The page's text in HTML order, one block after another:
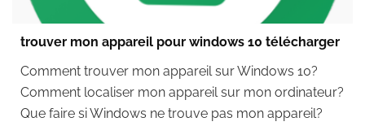
trouver mon appareil pour windows 10 télécharger
Comment trouver mon appareil sur Windows 10?
Comment localiser mon appareil sur mon ordinateur?
Que faire si Windows ne trouve pas mon appareil?